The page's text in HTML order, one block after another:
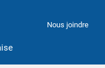
Nous joindre